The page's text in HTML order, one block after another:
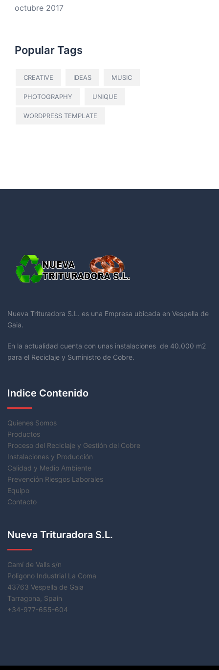
octubre 2017
Popular Tags
CREATIVE IDEAS MUSIC
PHOTOGRAPHY UNIQUE
WORDPRESS TEMPLATE
Nueva Trituradora S.L. es una Empresa ubicada en Vespella de
Gaia.
En la actualidad cuenta con unas instalaciones de 40.000 m2
para el Reciclaje y Suministro de Cobre.
Indice Contenido
Quienes Somos
Productos
Proceso del Reciclaje y Gestión del Cobre
Instalaciones y Producción
Calidad y Medio Ambiente
Prevención Riesgos Laborales
Equipo
Contacto
Nueva Trituradora S.L.
Camí de Valls s/n
Poligono Industrial La Coma
43763 Vespella de Gaia
Tarragona, Spain
+34-977-655-604